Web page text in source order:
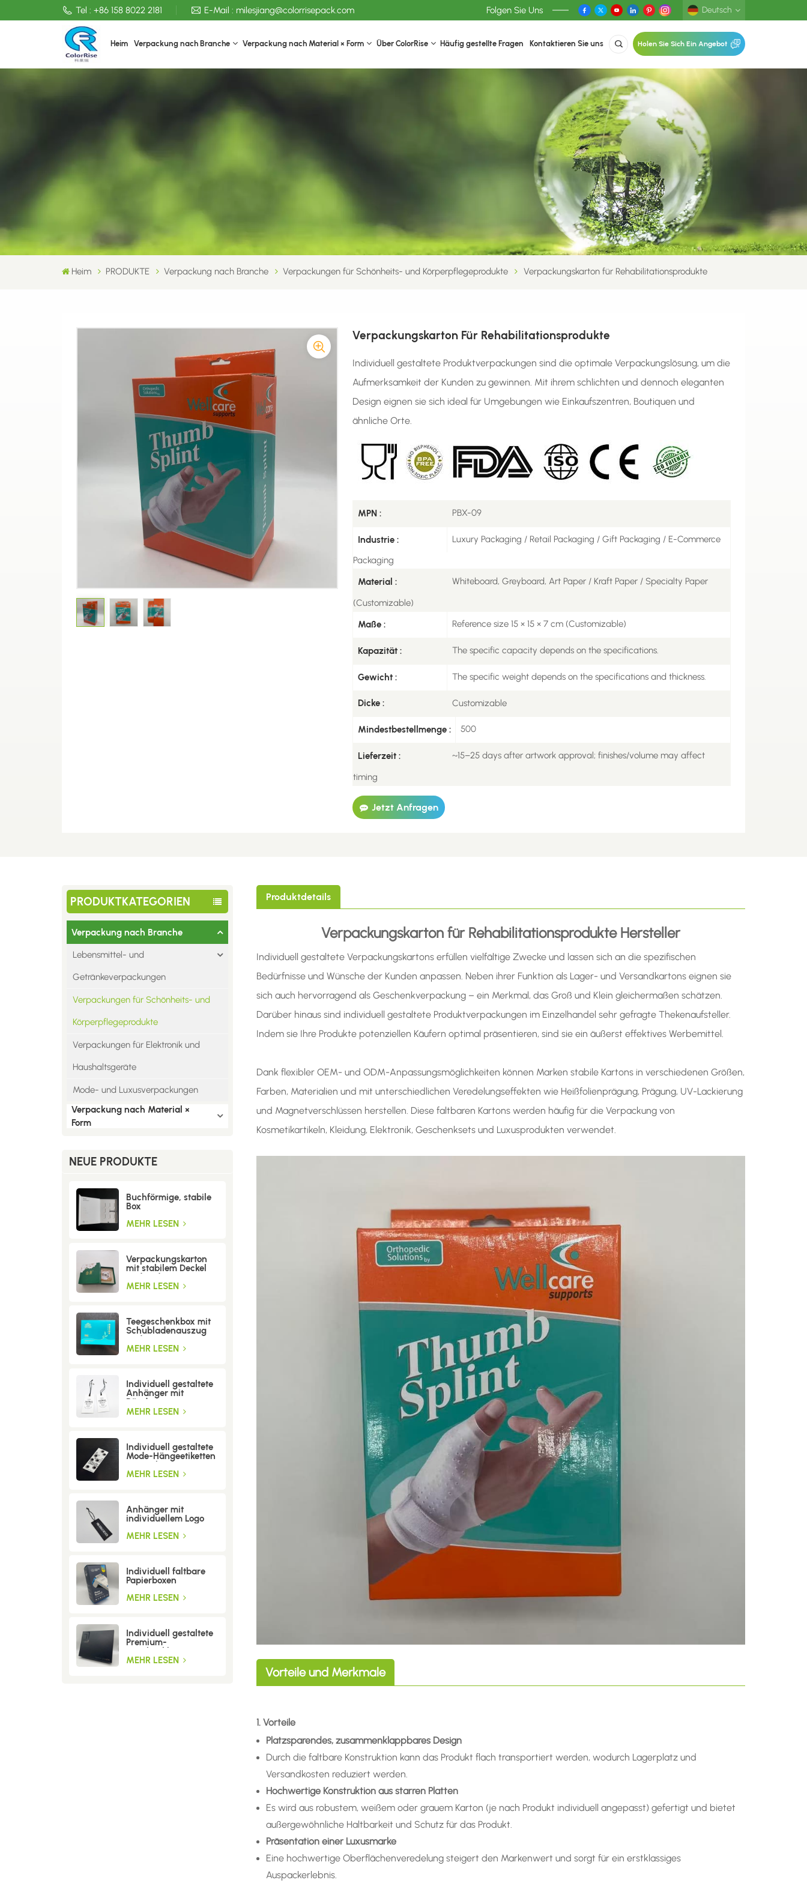
Tel : +86 158 8022 2181 E-Mail : milesjiang@colorrisepack.com Folgen Sie Uns Deutsch
Deutsch
Heim Verpackung nach Branche Verpackung nach Material × Form Über ColorRise Häufig gestellte Fragen Kontaktieren Sie uns Holen Sie Sich Ein Angebot
Heim PRODUKTE Verpackung nach Branche Verpackungen für Schönheits- und Körperpflegeprodukte Verpackungskarton für Rehabilitationsprodukte
Verpackungskarton Für Rehabilitationsprodukte
Individuell gestaltete Produktverpackungen sind die optimale Verpackungslösung, um die
Aufmerksamkeit der Kunden zu gewinnen. Mit ihrem schlichten und dennoch eleganten
Design eignen sie sich ideal für Umgebungen wie Einkaufszentren, Boutiquen und
ähnliche Orte.
MPN : PBX-09
Industrie :
Luxury Packaging / Retail Packaging / Gift Packaging / E-Commerce
Packaging
Material :
Whiteboard, Greyboard, Art Paper / Kraft Paper / Specialty Paper
(Customizable)
Maße :
Reference size 15 × 15 × 7 cm (Customizable)
Kapazität : The specific capacity depends on the specifications.
Gewicht : The specific weight depends on the specifications and thickness.
Dicke : Customizable
Mindestbestellmenge : 500
Lieferzeit :
~15–25 days after artwork approval; finishes/volume may affect
timing
Jetzt Anfragen
PRODUKTKATEGORIEN
Verpackung nach Branche
Lebensmittel- und
Getränkeverpackungen
Verpackungen für Schönheits- und
Körperpflegeprodukte
Verpackungen für Elektronik und
Haushaltsgeräte
Mode- und Luxusverpackungen
Verpackung nach Material ×
Form
NEUE PRODUKTE
Buchförmige, stabile
Box
MEHR LESEN
Verpackungskarton
mit stabilem Deckel
und Boden
MEHR LESEN
Teegeschenkbox mit
Schubladenauszug
und Trenneinsatz
MEHR LESEN
Individuell gestaltete
Anhänger mit
Bändern
MEHR LESEN
Individuell gestaltete
Mode-Hängeetiketten
mit Löchern
MEHR LESEN
Anhänger mit
individuellem Logo
MEHR LESEN
Individuell faltbare
Papierboxen
MEHR LESEN
Individuell gestaltete
Premium-
Geschenkboxen aus
Wellpappe
MEHR LESEN
Produktdetails
Verpackungskarton für Rehabilitationsprodukte Hersteller
Individuell gestaltete Verpackungskartons erfüllen vielfältige Zwecke und lassen sich an die spezifischen
Bedürfnisse und Wünsche der Kunden anpassen. Neben ihrer Funktion als Lager- und Versandkartons eignen sie
sich auch hervorragend als Geschenkverpackung – ein Merkmal, das Groß und Klein gleichermaßen schätzen.
Darüber hinaus sind individuell gestaltete Produktverpackungen im Einzelhandel sehr gefragte Thekenaufsteller.
Indem sie Ihre Produkte potenziellen Käufern optimal präsentieren, sind sie ein äußerst effektives Werbemittel.
Dank flexibler OEM- und ODM-Anpassungsmöglichkeiten können Marken stabile Kartons in verschiedenen Größen,
Farben, Materialien und mit unterschiedlichen Veredelungseffekten wie Heißfolienprägung, Prägung, UV-Lackierung
und Magnetverschlüssen herstellen. Diese faltbaren Kartons werden häufig für die Verpackung von
Kosmetikartikeln, Kleidung, Elektronik, Geschenksets und Luxusprodukten verwendet.
Vorteile und Merkmale
1. Vorteile
Platzsparendes, zusammenklappbares Design
Durch die faltbare Konstruktion kann das Produkt flach transportiert werden, wodurch Lagerplatz und
Versandkosten reduziert werden.
Hochwertige Konstruktion aus starren Platten
Es wird aus robustem, weißem oder grauem Karton (je nach Produkt individuell angepasst) gefertigt und bietet
außergewöhnliche Haltbarkeit und Schutz für das Produkt.
Präsentation einer Luxusmarke
Eine hochwertige Oberflächenveredelung steigert den Markenwert und sorgt für ein erstklassiges
Auspackerlebnis.